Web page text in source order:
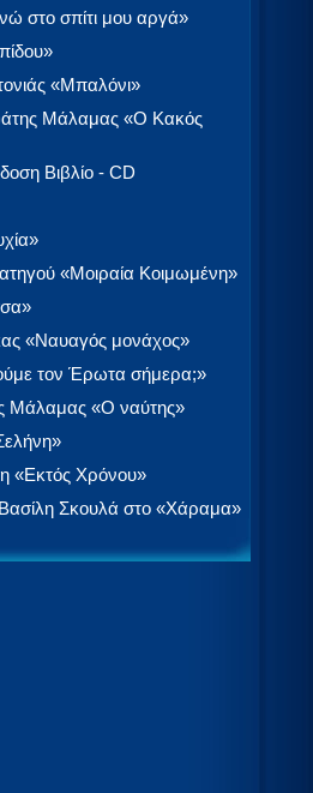
στο σπίτι μου αργά»
«Μπαλόνι»
Μάλαμας «Ο Κακός
Βιβλίο - CD
«Μοιραία Κοιμωμένη»
«Ναυαγός μονάχος»
τον Έρωτα σήμερα;»
Μάλαμας «Ο ναύτης»
«Εκτός Χρόνου»
Σκουλά στο «Χάραμα»